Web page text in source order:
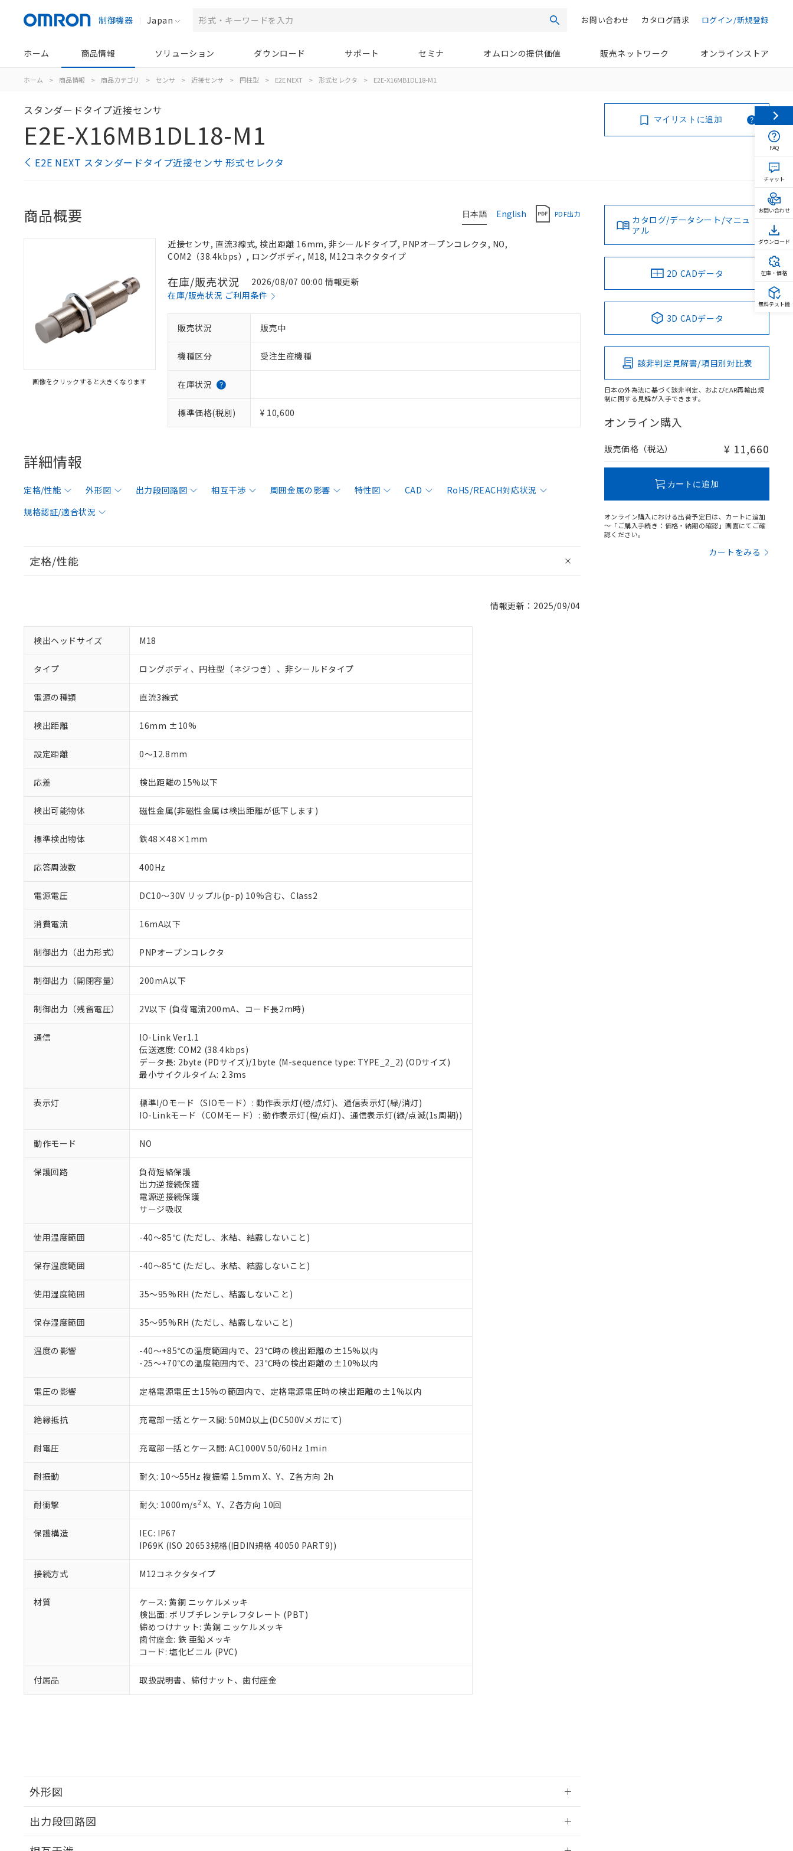
制御機器 Japan 検索 ログイン/新規登録
カタログ請求
お問い合わせ
ホーム 商品情報 ソリューション ダウンロード サポート セミナ オムロンの提供価値 販売ネットワーク オンラインストア
ホーム > 商品情報 > 商品カテゴリ > センサ > 近接センサ > 円柱型 > E2E NEXT > 形式セレクタ > E2E-X16MB1DL18-M1
スタンダードタイプ近接センサ
E2E-X16MB1DL18-M1
E2E NEXT スタンダードタイプ近接センサ 形式セレクタ
マイリストに追加
日本語 English PDF出力
商品概要
画像をクリックすると大きくなります
近接センサ, 直流3線式, 検出距離 16mm, 非シールドタイプ, PNPオープンコレクタ, NO,
COM2（38.4kbps）, ロングボディ, M18, M12コネクタタイプ
在庫/販売状況
2026/08/07 00:00 情報更新
在庫/販売状況 ご利用条件
販売状況 販売中
機種区分 受注生産機種
在庫状況
標準価格(税別) ¥ 10,600
詳細情報
定格/性能 外形図 出力段回路図 相互干渉 周囲金属の影響 特性図 CAD
RoHS/REACH対応状況
規格認証/適合状況
定格/性能
情報更新：2025/09/04
検出ヘッドサイズ M18
タイプ ロングボディ、円柱型（ネジつき）、非シールドタイプ
電源の種類 直流3線式
検出距離 16mm ±10%
設定距離 0～12.8mm
応差 検出距離の15%以下
検出可能物体 磁性金属(非磁性金属は検出距離が低下します)
標準検出物体 鉄48×48×1mm
応答周波数 400Hz
電源電圧 DC10～30V リップル(p-p) 10%含む、Class2
消費電流 16mA以下
制御出力（出力形式） PNPオープンコレクタ
制御出力（開閉容量） 200mA以下
制御出力（残留電圧） 2V以下 (負荷電流200mA、コード長2m時)
通信
IO-Link Ver1.1
伝送速度: COM2 (38.4kbps)
データ長: 2byte (PDサイズ)/1byte (M-sequence type: TYPE_2_2) (ODサイズ)
最小サイクルタイム: 2.3ms
表示灯
標準I/Oモード（SIOモード）: 動作表示灯(橙/点灯)、通信表示灯(緑/消灯)
IO-Linkモード（COMモード）: 動作表示灯(橙/点灯)、通信表示灯(緑/点滅(1s周期))
動作モード NO
保護回路
負荷短絡保護
出力逆接続保護
電源逆接続保護
サージ吸収
使用温度範囲 -40～85℃ (ただし、氷結、結露しないこと)
保存温度範囲 -40～85℃ (ただし、氷結、結露しないこと)
使用湿度範囲 35～95%RH (ただし、結露しないこと)
保存湿度範囲 35～95%RH (ただし、結露しないこと)
温度の影響
-40～+85℃の温度範囲内で、23℃時の検出距離の±15%以内
-25～+70℃の温度範囲内で、23℃時の検出距離の±10%以内
電圧の影響 定格電源電圧±15%の範囲内で、定格電源電圧時の検出距離の±1%以内
絶縁抵抗 充電部一括とケース間: 50MΩ以上(DC500Vメガにて)
耐電圧 充電部一括とケース間: AC1000V 50/60Hz 1min
耐振動 耐久: 10～55Hz 複振幅 1.5mm X、Y、Z各方向 2h
耐衝撃 耐久: 1000m/s2X、Y、Z各方向 10回
保護構造
IEC: IP67
IP69K (ISO 20653規格(旧DIN規格 40050 PART9))
接続方式 M12コネクタタイプ
材質
ケース: 黄銅 ニッケルメッキ
検出面: ポリブチレンテレフタレート (PBT)
締めつけナット: 黄銅 ニッケルメッキ
歯付座金: 鉄 亜鉛メッキ
コード: 塩化ビニル (PVC)
付属品 取扱説明書、締付ナット、歯付座金
外形図
出力段回路図
カタログ/データシート/マニュ
アル
2D CADデータ
3D CADデータ
該非判定見解書/項目別対比表
日本の外為法に基づく該非判定、およびEAR再輸出規
制に関する見解が入手できます。
オンライン購入
販売価格（税込） ¥ 11,660
カートに追加
オンライン購入における出荷予定日は、カートに追加
～「ご購入手続き：価格・納期の確認」画面にてご確
認ください。
カートをみる
ご利用条件
以下の条件をお読みいただき、同意のうえご利用ください。
正式な納期状況および標準価格はお客様のお取引先、またはお客様担当のオムロン制御機器販売店・
当社販売員にご相談ください。
オムロン制御機器販売店や当社販売拠点は「販売ネットワーク
」をご確認ください。
在庫状況および標準価格結果を当社の事前の承諾なく第三者に漏洩または開示しないようお願いしま
マイパーツ機能（部品リスト作成サービス）をご利用いただくには、I-Webメンバーズにご登録され
ている必要があります。
お客様が当ウェブサイト上で当社にご登録された部品リストについて、当社および当社の共同利用者
が、当社の製品・サービスに関するお客様との取引・商談に必要な範囲で利用することをご了承くだ
さい。
※当社の共同利用者とは、"個人情報の共同利用に関して"
いる法人を指します。
※1 対応状況
対応済み：EU RoHS指令（10物質）の非含有に対応した製品が提供可能な商品です。
対応予定：EU RoHS指令（10物質）の非含有に対応した製品に切り替える予定のある商品です。
対応予定なし：EU RoHS指令（10物質）の非含有に非対応の商品で、対応品を出す予定はありません。
調査・確認中：EU RoHS指令（10物質）の非含有の対応状況を調査中または確認中の商品です。
非該当品：ライセンス料など無形物で、有害物質有無と関係のない商品です。
仕入先様の事情により、非含有部品としていたものが、含有品と判明した場合などやむを得ず変更すること
があります。
鉛(Pb) 1000ppm以下、 水銀(Hg) 1000ppm以下、 カドミウム(Cd) 100ppm以下、
六価クロム(Cr(Ⅵ)) 1000ppm以下、ポリ臭化ビフェニル類(PBB) 1000ppm以下、ポリ臭化ジフェニルエーテル類(PBDE) 1000ppm以下、
フタル酸ビス(2-エチルヘキシル) (DEHP)(別名：DOP) 1000ppm以下、フタル酸ブチルベンジル（BBP） 1000ppm以下、フタル酸ジブチ
ル（DBP） 1000ppm以下、フタル酸ジイソブチル (DIBP) 1000ppm以下
但し、RoHS指令で産業用監視および制御機器に対する適用除外項目は除く。
※2 対応予定月
部品在庫の切り替え状況などにより、予定月が前後することがあります。
下記の非含有証明書をダウンロードすることができます。
EU RoHS指令（10物質）の非含有証明書
51物質の非含有証明書（当社基準）
※本証明書は発行日時点で非含有を証明するもので、過去に遡って非含有を証明するものではありません。
混在することから備考欄に対応日を記載しておりました。
既に当社にて対応品への在庫切替を完了していることから、特段のことがない限り、2022年1月12日よ
り割愛しております。
※1 中国RoHS○×表
「－」：未確認です。当社販売部門へお問い合わせください。
*中国RoHS10物質の基準値 (GB/T26572)：
Pb(鉛) :1000ppm、 Hg(水銀) : 1000ppm、 Cd(カドミウム) : 100ppm、
Cr(Ⅵ)(六価クロム) : 1000ppm、 PBBs(ポリ臭化ビフェニル類) : 1000ppm、 PBDEs(ポリ臭化ジフェニルエーテル類) : 1000ppm、
※2 環境保護使用期限
「ｅ」：有害物質（10物質）のすべてが基準値以下であることを示します。
「10」：通常の使用状況下において有害物質が外部に漏えいし、環境に深刻な影響を及ぼさない年数を意
「－」：未確認です。当社販売部門へお問い合わせください。
置等に一切使用いたしません。
当社は、貴社製品を第三者に販売する場合は、上記1、2および3の内容を当該第三者に通知します。
また当社は、販売先および販売に係わる関係者が違法に輸出するおそれがある場合は、取り引きをい
たしません。
△ 一定数には満たないが在庫あり
－
在庫なし(最新の在庫状況については、お客様のお取引先、またはお客様担当のオムロン制御
機器販売店・当社販売員にご確認ください)
空
白
受注生産機種、また在庫状況の情報を公開していない機種
FAQ
チャット
お問い合わせ
ダウンロード
在庫・価格
無料テスト機